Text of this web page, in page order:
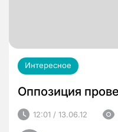
Интересное
Оппозиция
12:01 / 13.06.12